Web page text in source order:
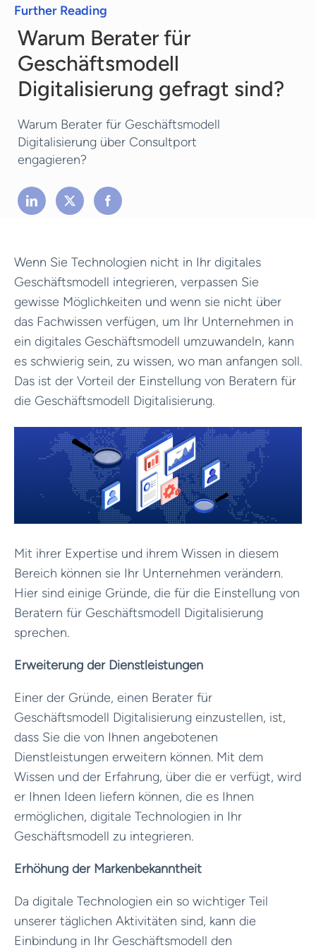
Further Reading
Warum Berater für
Geschäftsmodell
Digitalisierung gefragt sind?
Warum Berater für Geschäftsmodell
Digitalisierung über Consultport
engagieren?
Wenn Sie Technologien nicht in Ihr digitales
Geschäftsmodell integrieren, verpassen Sie
gewisse Möglichkeiten und wenn sie nicht über
das Fachwissen verfügen, um Ihr Unternehmen in
ein digitales Geschäftsmodell umzuwandeln, kann
es schwierig sein, zu wissen, wo man anfangen soll.
Das ist der Vorteil der Einstellung von Beratern für
die Geschäftsmodell Digitalisierung.
Mit ihrer Expertise und ihrem Wissen in diesem
Bereich können sie Ihr Unternehmen verändern.
Hier sind einige Gründe, die für die Einstellung von
Beratern für Geschäftsmodell Digitalisierung
sprechen.
Erweiterung der Dienstleistungen
Einer der Gründe, einen Berater für
Geschäftsmodell Digitalisierung einzustellen, ist,
dass Sie die von Ihnen angebotenen
Dienstleistungen erweitern können. Mit dem
Wissen und der Erfahrung, über die er verfügt, wird
er Ihnen Ideen liefern können, die es Ihnen
ermöglichen, digitale Technologien in Ihr
Geschäftsmodell zu integrieren.
Erhöhung der Markenbekanntheit
Da digitale Technologien ein so wichtiger Teil
unserer täglichen Aktivitäten sind, kann die
Einbindung in Ihr Geschäftsmodell den